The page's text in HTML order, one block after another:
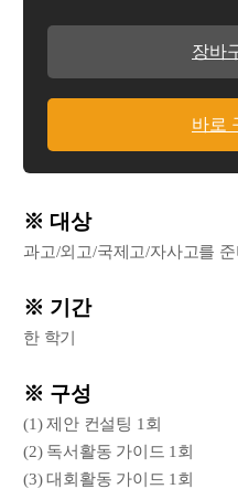
장바
바로
※ 대상
과고/외고/국제고/자사고를
※ 기간
한 학기
※ 구성
(1) 제안 컨설팅 1회
(2) 독서활동 가이드 1회
(3) 대회활동 가이드 1회